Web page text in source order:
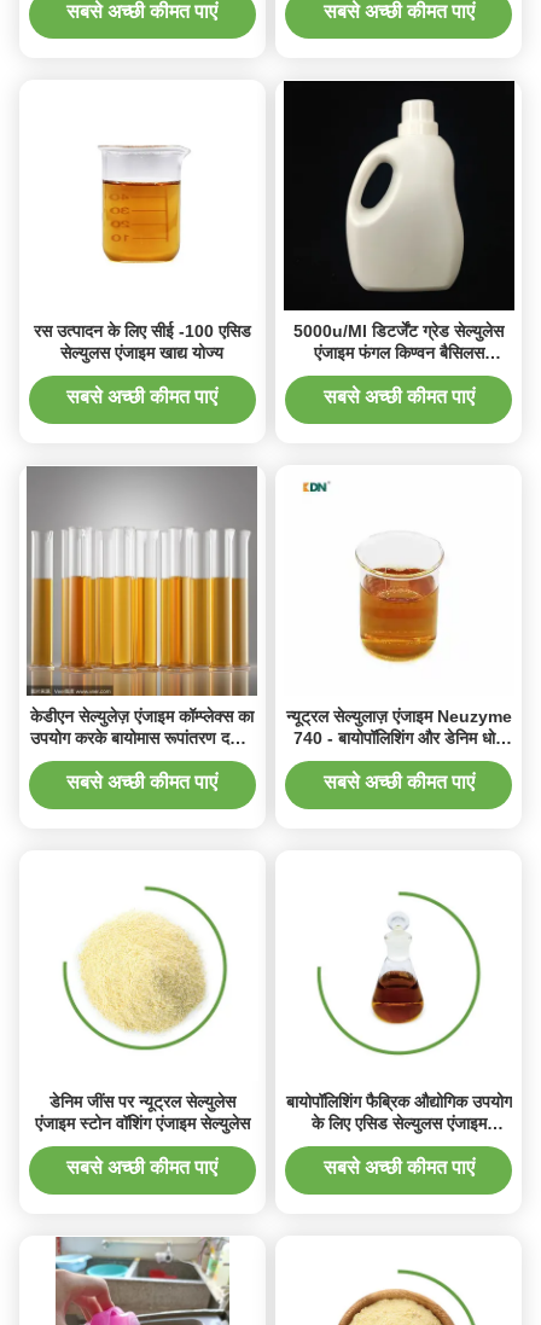
सबसे अच्छी कीमत पाएं सबसे अच्छी कीमत पाएं
रस उत्पादन के लिए सीई -100 एसिड
सेल्युलस एंजाइम खाद्य योज्य
सबसे अच्छी कीमत पाएं
5000u/Ml डिटर्जेंट ग्रेड सेल्युलेस
एंजाइम फंगल किण्वन बैसिलस
सबटिलिस
सबसे अच्छी कीमत पाएं
केडीएन सेल्युलेज़ एंजाइम कॉम्प्लेक्स का
उपयोग करके बायोमास रूपांतरण दक्षता
में वृद्धि
सबसे अच्छी कीमत पाएं
न्यूट्रल सेल्युलाज़ एंजाइम Neuzyme
740 - बायोपॉलिशिंग और डेनिम धोने
के लिए उच्च केंद्रित व्यापक पीएच रेंज
टेक्सटाइल एंजाइम
सबसे अच्छी कीमत पाएं
डेनिम जींस पर न्यूट्रल सेल्युलेस
एंजाइम स्टोन वॉशिंग एंजाइम सेल्युलेस
सबसे अच्छी कीमत पाएं
बायोपॉलिशिंग फैब्रिक औद्योगिक उपयोग
के लिए एसिड सेल्युलस एंजाइम
EINECS 232-565-6
सबसे अच्छी कीमत पाएं